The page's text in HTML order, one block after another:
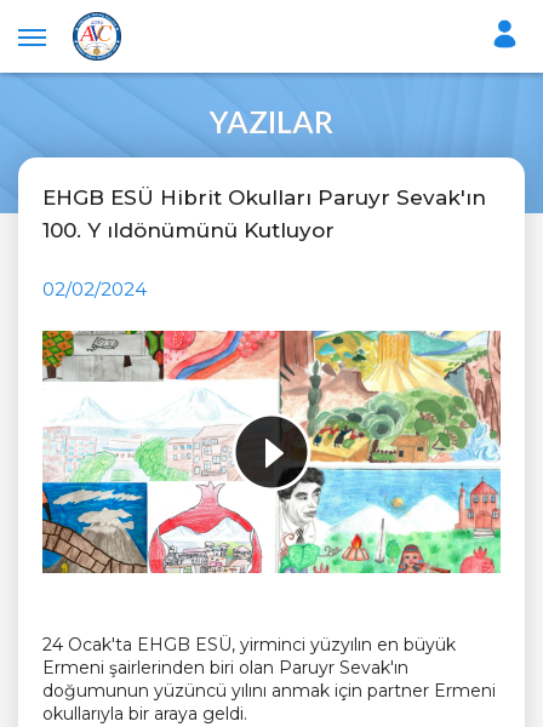
YAZILAR
EHGB ESÜ Hibrit Okulları Paruyr Sevak'ın
100. Y ıldönümünü Kutluyor
02/02/2024
24 Ocak'ta EHGB ESÜ, yirminci yüzyılın en büyük
Ermeni şairlerinden biri olan Paruyr Sevak'ın
doğumunun yüzüncü yılını anmak için partner Ermeni
okullarıyla bir araya geldi.